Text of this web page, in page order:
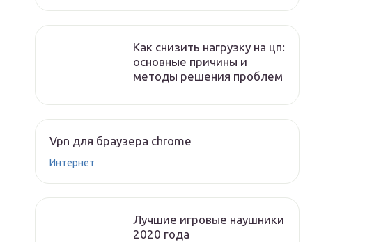
Как снизить нагрузку на цп:
основные причины и
методы решения проблем
Vpn для браузера chrome
Интернет
Лучшие игровые наушники
2020 года